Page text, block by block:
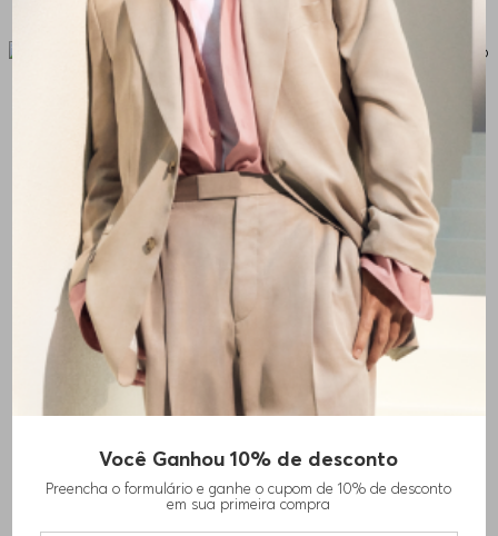
Você Ganhou 10% de desconto
Preencha o formulário e ganhe o cupom de 10% de desconto
em sua primeira compra
PACK COM TRÊS REGATAS DE ALGODÃO
COM LOGO BORDADO